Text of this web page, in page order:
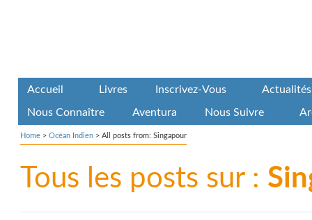
Accueil Livres Inscrivez-Vous Actualités
Nous Connaître Aventura Nous Suivre
Home > Océan Indien > All posts from: Singapour
Tous les posts sur :